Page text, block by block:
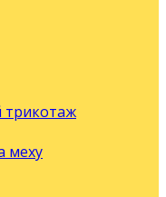
трикотаж
меху